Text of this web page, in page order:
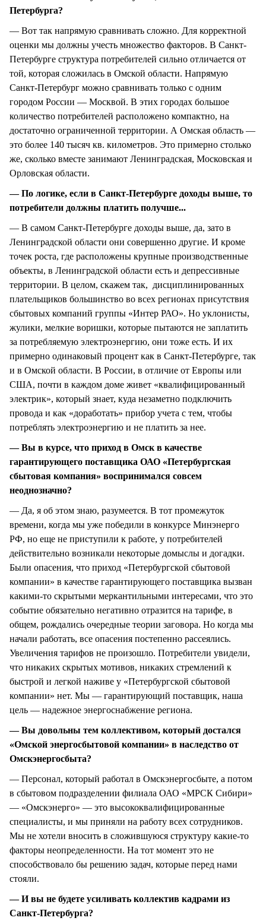
Петербурга?
— Вот так напрямую сравнивать сложно. Для корректной
оценки мы должны учесть множество факторов. В Санкт-
Петербурге структура потребителей сильно отличается от
той, которая сложилась в Омской области. Напрямую
Санкт-Петербург можно сравнивать только с одним
городом России — Москвой. В этих городах большое
количество потребителей расположено компактно, на
достаточно ограниченной территории. А Омская область —
это более 140 тысяч кв. километров. Это примерно столько
же, сколько вместе занимают Ленинградская, Московская и
Орловская области.
— По логике, если в Санкт-Петербурге доходы выше, то
потребители должны платить получше...
— В самом Санкт-Петербурге доходы выше, да, зато в
Ленинградской области они совершенно другие. И кроме
точек роста, где расположены крупные производственные
объекты, в Ленинградской области есть и депрессивные
территории. В целом, скажем так, дисциплинированных
плательщиков большинство во всех регионах присутствия
сбытовых компаний группы «Интер РАО». Но уклонисты,
жулики, мелкие воришки, которые пытаются не заплатить
за потребляемую электроэнергию, они тоже есть. И их
примерно одинаковый процент как в Санкт-Петербурге, так
и в Омской области. В России, в отличие от Европы или
США, почти в каждом доме живет «квалифицированный
электрик», который знает, куда незаметно подключить
провода и как «доработать» прибор учета с тем, чтобы
потреблять электроэнергию и не платить за нее.
— Вы в курсе, что приход в Омск в качестве
гарантирующего поставщика ОАО «Петербургская
сбытовая компания» воспринимался совсем
неоднозначно?
— Да, я об этом знаю, разумеется. В тот промежуток
времени, когда мы уже победили в конкурсе Минэнерго
РФ, но еще не приступили к работе, у потребителей
действительно возникали некоторые домыслы и догадки.
Были опасения, что приход «Петербургской сбытовой
компании» в качестве гарантирующего поставщика вызван
какими-то скрытыми меркантильными интересами, что это
событие обязательно негативно отразится на тарифе, в
общем, рождались очередные теории заговора. Но когда мы
начали работать, все опасения постепенно рассеялись.
Увеличения тарифов не произошло. Потребители увидели,
что никаких скрытых мотивов, никаких стремлений к
быстрой и легкой наживе у «Петербургской сбытовой
компании» нет. Мы — гарантирующий поставщик, наша
цель — надежное энергоснабжение региона.
— Вы довольны тем коллективом, который достался
«Омской энергосбытовой компании» в наследство от
Омскэнергосбыта?
— Персонал, который работал в Омскэнергосбыте, а потом
в сбытовом подразделении филиала ОАО «МРСК Сибири»
— «Омскэнерго» — это высококвалифицированные
специалисты, и мы приняли на работу всех сотрудников.
Мы не хотели вносить в сложившуюся структуру какие-то
факторы неопределенности. На тот момент это не
способствовало бы решению задач, которые перед нами
стояли.
— И вы не будете усиливать коллектив кадрами из
Санкт-Петербурга?